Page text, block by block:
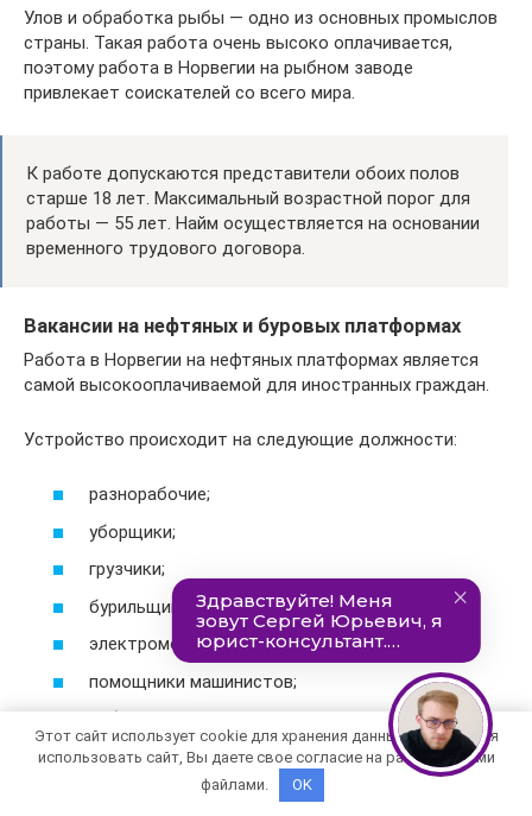
Улов и обработка рыбы — одно из основных промыслов
страны. Такая работа очень высоко оплачивается,
поэтому работа в Норвегии на рыбном заводе
привлекает соискателей со всего мира.
К работе допускаются представители обоих полов
старше 18 лет. Максимальный возрастной порог для
работы — 55 лет. Найм осуществляется на основании
временного трудового договора.
Вакансии на нефтяных и буровых платформах
Работа в Норвегии на нефтяных платформах является
самой высокооплачиваемой для иностранных граждан.
Устройство происходит на следующие должности:
разнорабочие;
уборщики;
грузчики;
бурильщики;
электромонтеры;
помощники машинистов;
работники кухни;
моляры и плотники.
Этот сайт использует cookie для хранения данных. Продолжая
использовать сайт, Вы даете свое согласие на работу с этими
файлами.
OK